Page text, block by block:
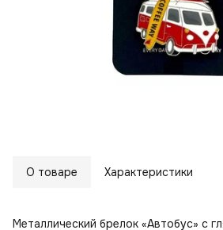
О товаре Характеристики
Металлический брелок «Автобус» с